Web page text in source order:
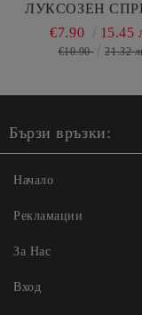
ЛУКСОЗЕН
ДРЕХИ 500 МЛ
€7.90 15.45
€10.90 21.32
Бързи връзки:
Начало
Рекламации
За Нас
Вход